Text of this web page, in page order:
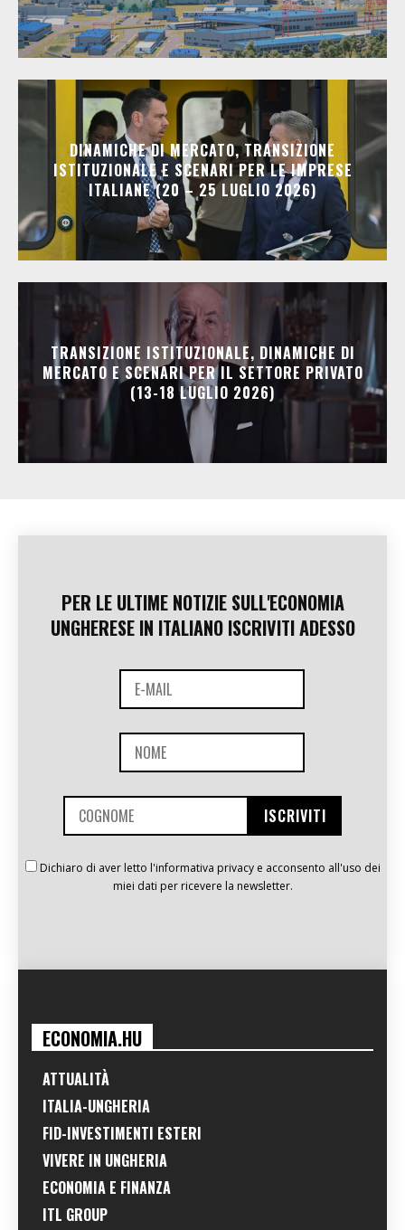
DINAMICHE DI MERCATO, TRANSIZIONE
ISTITUZIONALE E SCENARI PER LE IMPRESE
ITALIANE (20 – 25 LUGLIO 2026)
TRANSIZIONE ISTITUZIONALE, DINAMICHE DI
MERCATO E SCENARI PER IL SETTORE PRIVATO
(13-18 LUGLIO 2026)
PER LE ULTIME NOTIZIE SULL'ECONOMIA
UNGHERESE IN ITALIANO ISCRIVITI ADESSO
Dichiaro di aver letto l'informativa privacy e acconsento all'uso dei
miei dati per ricevere la newsletter.
ECONOMIA.HU
ATTUALITÀ
ITALIA-UNGHERIA
FID-INVESTIMENTI ESTERI
VIVERE IN UNGHERIA
ECONOMIA E FINANZA
ITL GROUP